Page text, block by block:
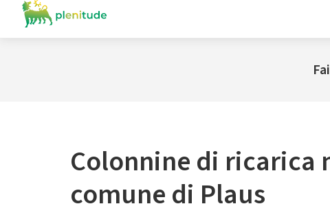
Colonnine di ricarica
comune di Plaus